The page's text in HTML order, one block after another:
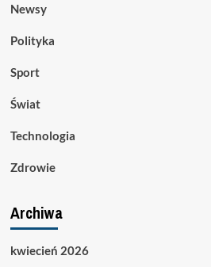
Newsy
Polityka
Sport
Świat
Technologia
Zdrowie
Archiwa
kwiecień 2026